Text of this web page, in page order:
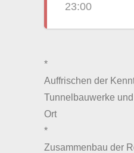
23:00
*
Auffrischen der
Tunnelbauwerke
Ort
*
Zusammenbau der